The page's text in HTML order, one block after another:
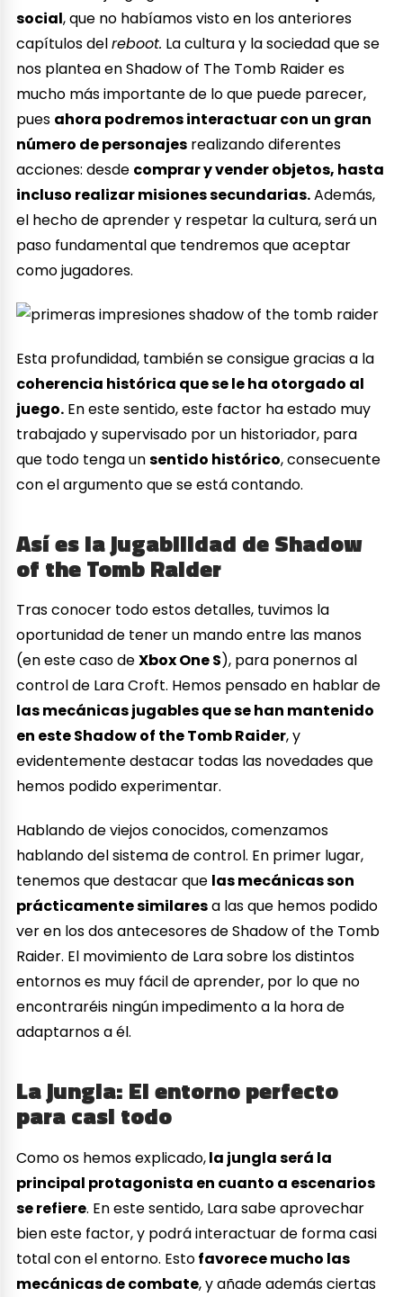
social, que no habíamos visto en los anteriores
capítulos delreboot. La cultura y la sociedad que se
nos plantea en Shadow of The Tomb Raider es
mucho más importante de lo que puede parecer,
pues ahora podremos interactuar con un gran
número de personajes realizando diferentes
acciones: desde comprar y vender objetos, hasta
incluso realizar misiones secundarias.Además,
el hecho de aprender y respetar la cultura, será un
paso fundamental que tendremos que aceptar
como jugadores.
Esta profundidad, también se consigue gracias a la
coherencia histórica que se le ha otorgado al
juego. En este sentido, este factor ha estado muy
trabajado y supervisado por un historiador, para
que todo tenga unsentido histórico, consecuente
con el argumento que se está contando.
Así es la jugabilidad de Shadow
of the Tomb Raider
Tras conocer todo estos detalles, tuvimos la
oportunidad de tener un mando entre las manos
(en este caso deXbox One S), para ponernos al
control de Lara Croft. Hemos pensado en hablar de
las mecánicas jugables que se han mantenido
en este Shadow of the Tomb Raider, y
evidentemente destacar todas las novedades que
hemos podido experimentar.
Hablando de viejos conocidos, comenzamos
hablando del sistema de control. En primer lugar,
tenemos que destacar que las mecánicas son
prácticamente similaresa las que hemos podido
ver en los dos antecesores de Shadow of the Tomb
Raider. El movimiento de Lara sobre los distintos
entornos es muy fácil de aprender, por lo que no
encontraréis ningún impedimento a la hora de
adaptarnos a él.
La jungla: El entorno perfecto
para casi todo
Como os hemos explicado,la jungla será la
principal protagonista en cuanto a escenarios
se refiere. En este sentido, Lara sabe aprovechar
bien este factor, y podrá interactuar de forma casi
total con el entorno. Estofavorece mucho las
mecánicas de combate, y añade además ciertas